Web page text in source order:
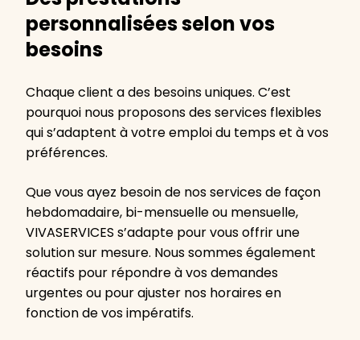
personnalisées selon vos
besoins
Chaque client a des besoins uniques. C’est
pourquoi nous proposons des services flexibles
qui s’adaptent à votre emploi du temps et à vos
préférences.
Que vous ayez besoin de nos services de façon
hebdomadaire, bi-mensuelle ou mensuelle,
VIVASERVICES s’adapte pour vous offrir une
solution sur mesure. Nous sommes également
réactifs pour répondre à vos demandes
urgentes ou pour ajuster nos horaires en
fonction de vos impératifs.